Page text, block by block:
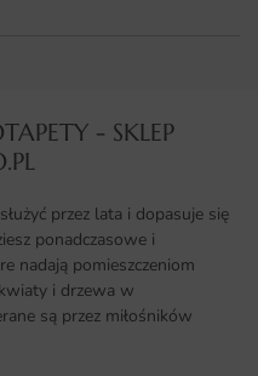
- SKLEP
przez lata i dopasuje się
ponadczasowe i
nadają pomieszczeniom
i drzewa w
są przez miłośników